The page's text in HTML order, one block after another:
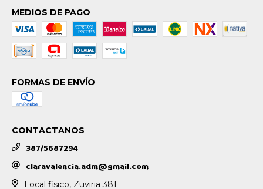
MEDIOS DE PAGO
FORMAS DE ENVÍO
CONTACTANOS
387/5687294
claravalencia.adm@gmail.com
Local fisico, Zuviria 381